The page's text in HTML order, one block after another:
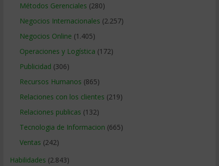
Métodos Gerenciales (280)
Negocios Internacionales (2.257)
Negocios Online (1.405)
Operaciones y Logística (172)
Publicidad (306)
Recursos Humanos (865)
Relaciones con los clientes (219)
Relaciones publicas (132)
Tecnologia de Informacion (665)
Ventas (242)
Habilidades (2.843)